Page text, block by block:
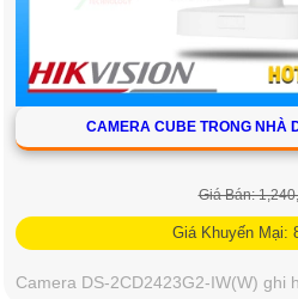
CAMERA CUBE TRONG NHÀ
Giá Bán:
Giá Khuyến Mại:
Camera DS-2CD2423G2-IW(W) ghi